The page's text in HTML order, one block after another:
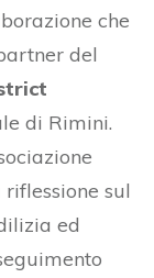
che
del
di Rimini.
sul
ed